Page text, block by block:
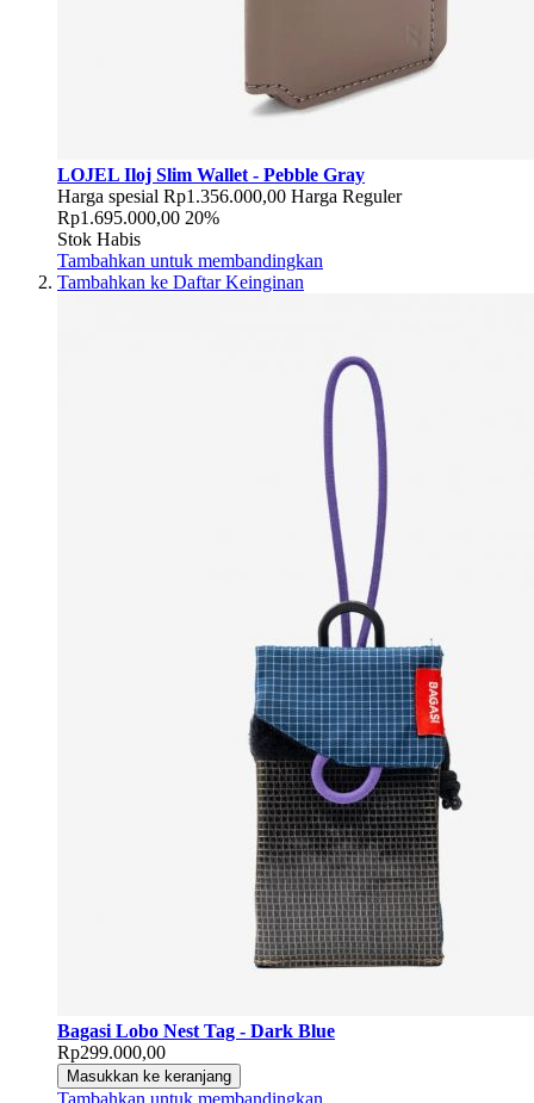
LOJEL Iloj Slim Wallet - Pebble Gray
Harga spesial Rp1.356.000,00 Harga Reguler
Rp1.695.000,00 20%
Stok Habis
Tambahkan untuk membandingkan
Tambahkan ke Daftar Keinginan
Bagasi Lobo Nest Tag - Dark Blue
Rp299.000,00
Masukkan ke keranjang